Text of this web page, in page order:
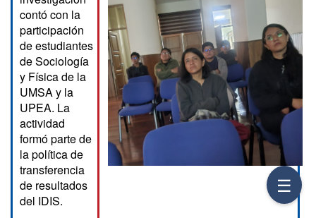
contó con la
participación
de estudiantes
de Sociología
y Física de la
UMSA y la
UPEA. La
actividad
formó parte de
la política de
transferencia
de resultados
del IDIS.
☰